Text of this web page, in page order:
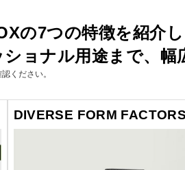
の7つの特徴を紹介し
ョナル用途まで、幅
ください。
DIVERSE FORM FACTORS